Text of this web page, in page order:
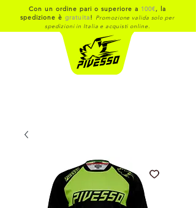
Con un ordine pari o superiore a 100€, la
spedizione ègratuita! Promozione valida solo per
spedizioni in Italia e acquisti online.